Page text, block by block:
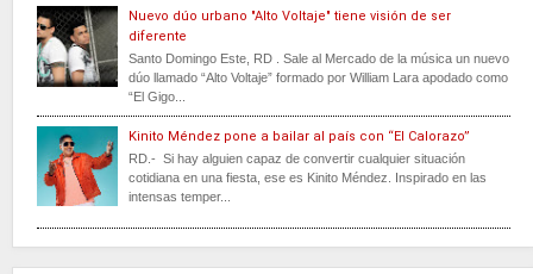
Nuevo dúo urbano "Alto Voltaje" tiene visión de ser
diferente
Santo Domingo Este, RD . Sale al Mercado de la música un nuevo
dúo llamado “Alto Voltaje” formado por William Lara apodado como
“El Gigo...
Kinito Méndez pone a bailar al país con “El Calorazo”
RD.- Si hay alguien capaz de convertir cualquier situación
cotidiana en una fiesta, ese es Kinito Méndez. Inspirado en las
intensas temper...